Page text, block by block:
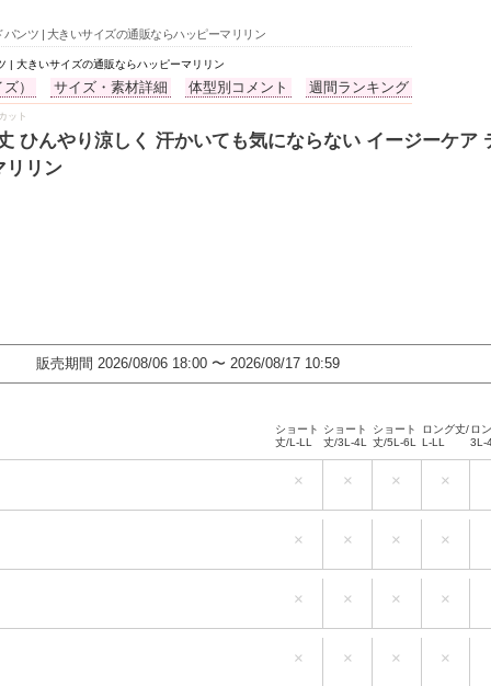
ンツ | 大きいサイズの通販ならハッピーマリリン
| 大きいサイズの通販ならハッピーマリリン
） サイズ・素材詳細 体型別コメント 週間ランキング
ット
ひんやり涼しく 汗かいても気にならない イージーケア
リリン
販売期間 2026/08/06 18:00 〜 2026/08/17 10:59
ショート
丈/L-LL
×
ショート
丈/3L-4L
×
ショート
丈/5L-6L
×
ロング丈/
L-LL
×
ロ
3L-
ショート
×
ショート
×
ショート
×
ロング丈/
×
ショート
×
ショート
×
ショート
×
ロング丈/
×
ショート
×
ショート
×
ショート
×
ロング丈/
×
ショート
ショート
ショート
ロング丈/